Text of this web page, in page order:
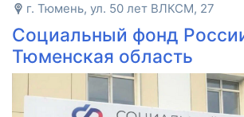
г. Тюмень, ул. 50 лет ВЛКСМ, 27
Социальный фонд
Тюменская область